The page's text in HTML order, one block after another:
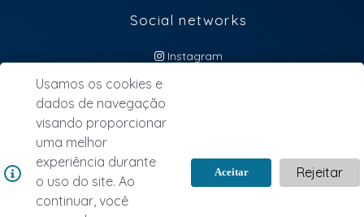
Social networks
Instagram
atendimento@lebillet.eu
NEWSLETTER
Usamos os cookies e
dados de navegação
visando proporcionar
uma melhor
experiência durante
o uso do site. Ao
continuar, você
Aceitar Rejeitar